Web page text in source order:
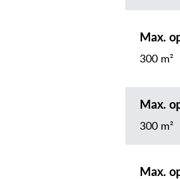
Max.
300 m²
Max.
300 m²
Max.